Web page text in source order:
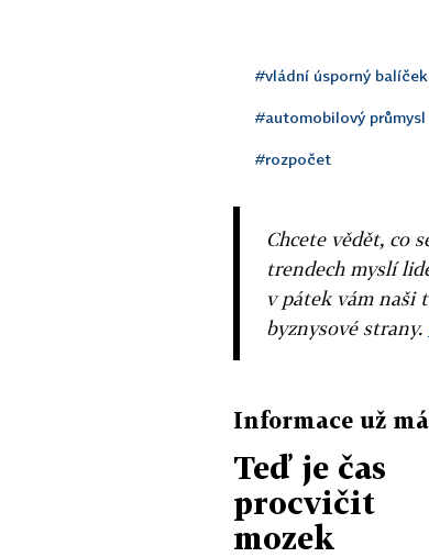
#vládní úsporný balíček
#automobilový průmysl
#rozpočet
Chcete vědět, co
trendech myslí
v pátek vám naši
byznysové strany.
Informace už
Teď je čas
procvičit
mozek